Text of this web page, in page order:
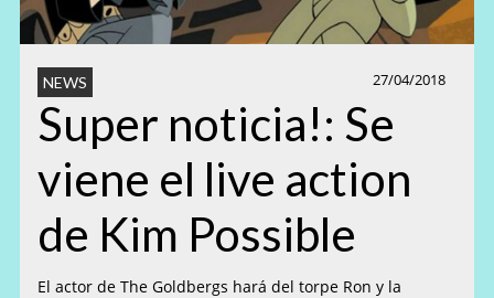
27/04/2018
NEWS
Super noticia!: Se
viene el live action
de Kim Possible
El actor de The Goldbergs hará del torpe Ron y la